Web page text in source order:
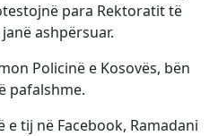
para Rektoratit të
ashpërsuar.
Policinë e Kosovës, bën
pafalshme.
tij në Facebook, Ramadani